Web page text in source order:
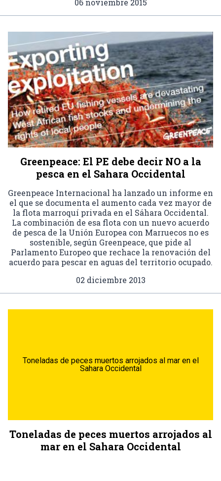
06 noviembre 2015
Greenpeace: El PE debe decir NO a la
pesca en el Sahara Occidental
Greenpeace Internacional ha lanzado un informe en
el que se documenta el aumento cada vez mayor de
la flota marroquí privada en el Sáhara Occidental.
La combinación de esa flota con un nuevo acuerdo
de pesca de la Unión Europea con Marruecos no es
sostenible, según Greenpeace, que pide al
Parlamento Europeo que rechace la renovación del
acuerdo para pescar en aguas del territorio ocupado.
02 diciembre 2013
Toneladas de peces muertos arrojados al mar en el
Sahara Occidental
Toneladas de peces muertos arrojados al
mar en el Sahara Occidental